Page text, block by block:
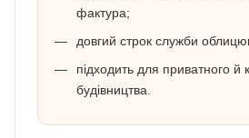
фактура;
довгий строк служби
підходить для приватного й
будівництва.